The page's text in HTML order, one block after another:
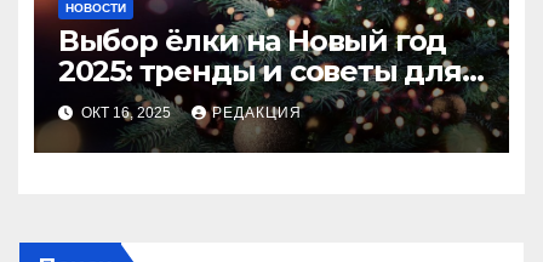
НОВОСТИ
Выбор ёлки на Новый год
2025: тренды и советы для
идеального праздника
ОКТ 16, 2025 РЕДАКЦИЯ